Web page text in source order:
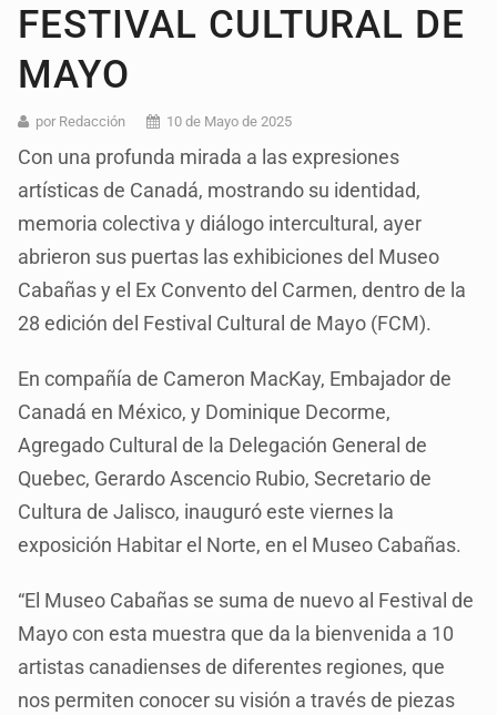
FESTIVAL CULTURAL DE
MAYO
por Redacción 10 de Mayo de 2025
Con una profunda mirada a las expresiones
artísticas de Canadá, mostrando su identidad,
memoria colectiva y diálogo intercultural, ayer
abrieron sus puertas las exhibiciones del Museo
Cabañas y el Ex Convento del Carmen, dentro de la
28 edición del Festival Cultural de Mayo (FCM).
En compañía de Cameron MacKay, Embajador de
Canadá en México, y Dominique Decorme,
Agregado Cultural de la Delegación General de
Quebec, Gerardo Ascencio Rubio, Secretario de
Cultura de Jalisco, inauguró este viernes la
exposición Habitar el Norte, en el Museo Cabañas.
“El Museo Cabañas se suma de nuevo al Festival de
Mayo con esta muestra que da la bienvenida a 10
artistas canadienses de diferentes regiones, que
nos permiten conocer su visión a través de piezas